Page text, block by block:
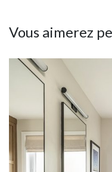
Vous aimerez